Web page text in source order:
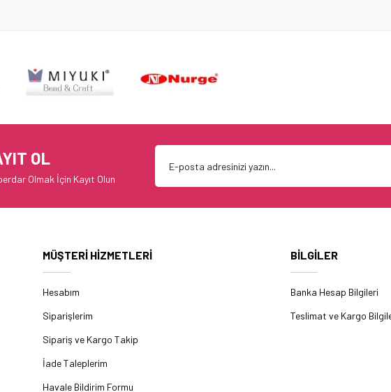
OL
Olmak İçin Kayıt Olun
MÜŞTERİ HİZMETLERİ
Hesabım
Siparişlerim
Sipariş ve Kargo Takip
İade Taleplerim
Havale Bildirim Formu
BİLGİLER
Banka Hesap Bilgileri
Teslimat ve Kargo